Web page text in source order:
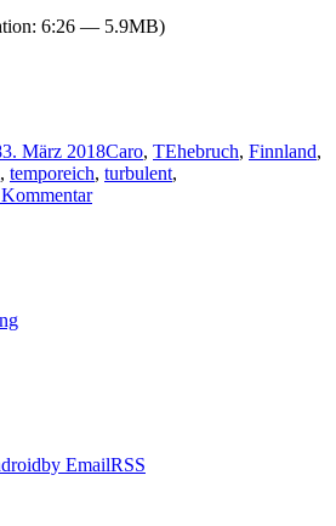
6:26 — 5.9MB)
3. März 2018Caro, TEhebruch, Finnland,
, temporeich, turbulent,
zu
by EmailRSS